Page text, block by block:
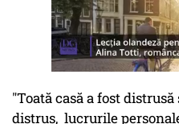
"Toată casă a fost
distrus, lucrurile